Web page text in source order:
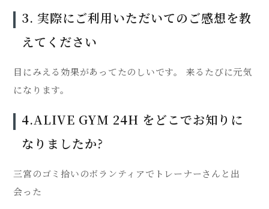
3. 実際にご利用いただいてのご感想を教
えてください
目にみえる効果があってたのしいです。 来るたびに元気
になります。
4.ALIVE GYM 24H をどこでお知りに
なりましたか?
三宮のゴミ拾いのボランティアでトレーナーさんと出
会った